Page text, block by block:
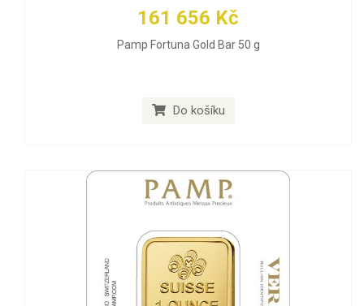
161 656 Kč
Pamp Fortuna Gold Bar 50 g
Do košíku